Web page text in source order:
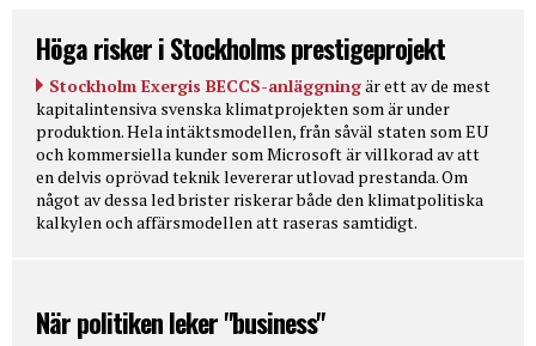
Höga risker i Stockholms prestigeprojekt
Stockholm Exergis BECCS-anläggningär ett av de mest
kapitalintensiva svenska klimatprojekten som är under
produktion. Hela intäktsmodellen, från såväl staten som EU
och kommersiella kunder som Microsoft är villkorad av att
en delvis oprövad teknik levererar utlovad prestanda. Om
något av dessa led brister riskerar både den klimatpolitiska
kalkylen och affärsmodellen att raseras samtidigt.
När politiken leker "business"